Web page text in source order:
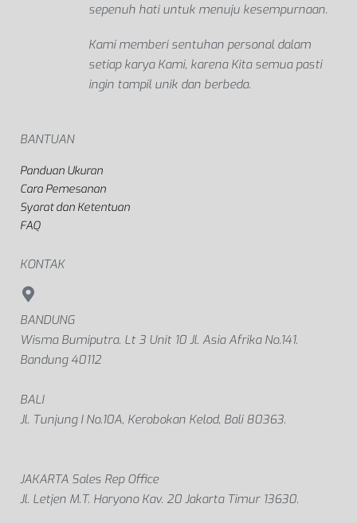
sepenuh hati untuk menuju kesempurnaan.
Kami memberi sentuhan personal dalam
setiap karya Kami, karena Kita semua pasti
ingin tampil unik dan berbeda.
BANTUAN
Panduan Ukuran
Cara Pemesanan
Syarat dan Ketentuan
FAQ
KONTAK
BANDUNG
Wisma Bumiputra. Lt 3 Unit 10 Jl. Asia Afrika No.141.
Bandung 40112
BALI
Jl. Tunjung I No.10A, Kerobokan Kelod, Bali 80363.
JAKARTA Sales Rep Office
Jl. Letjen M.T. Haryono Kav. 20 Jakarta Timur 13630.